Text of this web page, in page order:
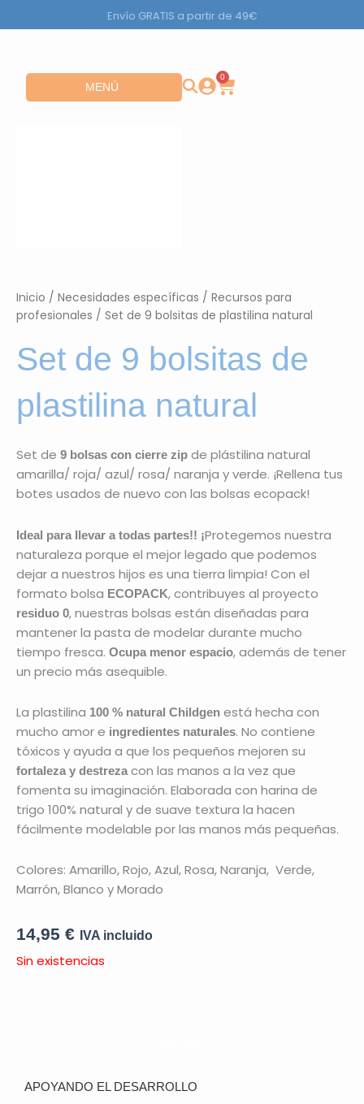
al
Envío GRATIS a partir de 49€
MENÚ Abrir MENÚ 0
Carrito
Inicio / Necesidades específicas / Recursos para
profesionales / Set de 9 bolsitas de plastilina natural
Set de 9 bolsitas de
plastilina natural
Set de 9 bolsas con cierre zip de plástilina natural
amarilla/ roja/ azul/ rosa/ naranja y verde. ¡Rellena tus
botes usados de nuevo con las bolsas ecopack!
Ideal para llevar a todas partes!! ¡Protegemos nuestra
naturaleza porque el mejor legado que podemos
dejar a nuestros hijos es una tierra limpia! Con el
formato bolsa ECOPACK, contribuyes al proyecto
residuo 0, nuestras bolsas están diseñadas para
mantener la pasta de modelar durante mucho
tiempo fresca. Ocupa menor espacio, además de tener
un precio más asequible.
La plastilina 100 % natural Childgen está hecha con
mucho amor e ingredientes naturales. No contiene
tóxicos y ayuda a que los pequeños mejoren su
fortaleza y destrezacon las manos a la vez que
fomenta su imaginación. Elaborada con harina de
trigo 100% natural y de suave textura la hacen
fácilmente modelable por las manos más pequeñas.
Colores: Amarillo, Rojo, Azul, Rosa, Naranja, Verde,
Marrón, Blanco y Morado
14,95 € IVA incluido
Sin existencias
APOYANDO EL DESARROLLO